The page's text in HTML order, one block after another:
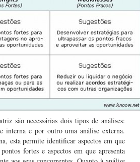
são necessárias dois tipos de análises:
interna e por outro uma análise externa.
esta permite identificar aspectos em que
fortes e aspectos em que apresenta